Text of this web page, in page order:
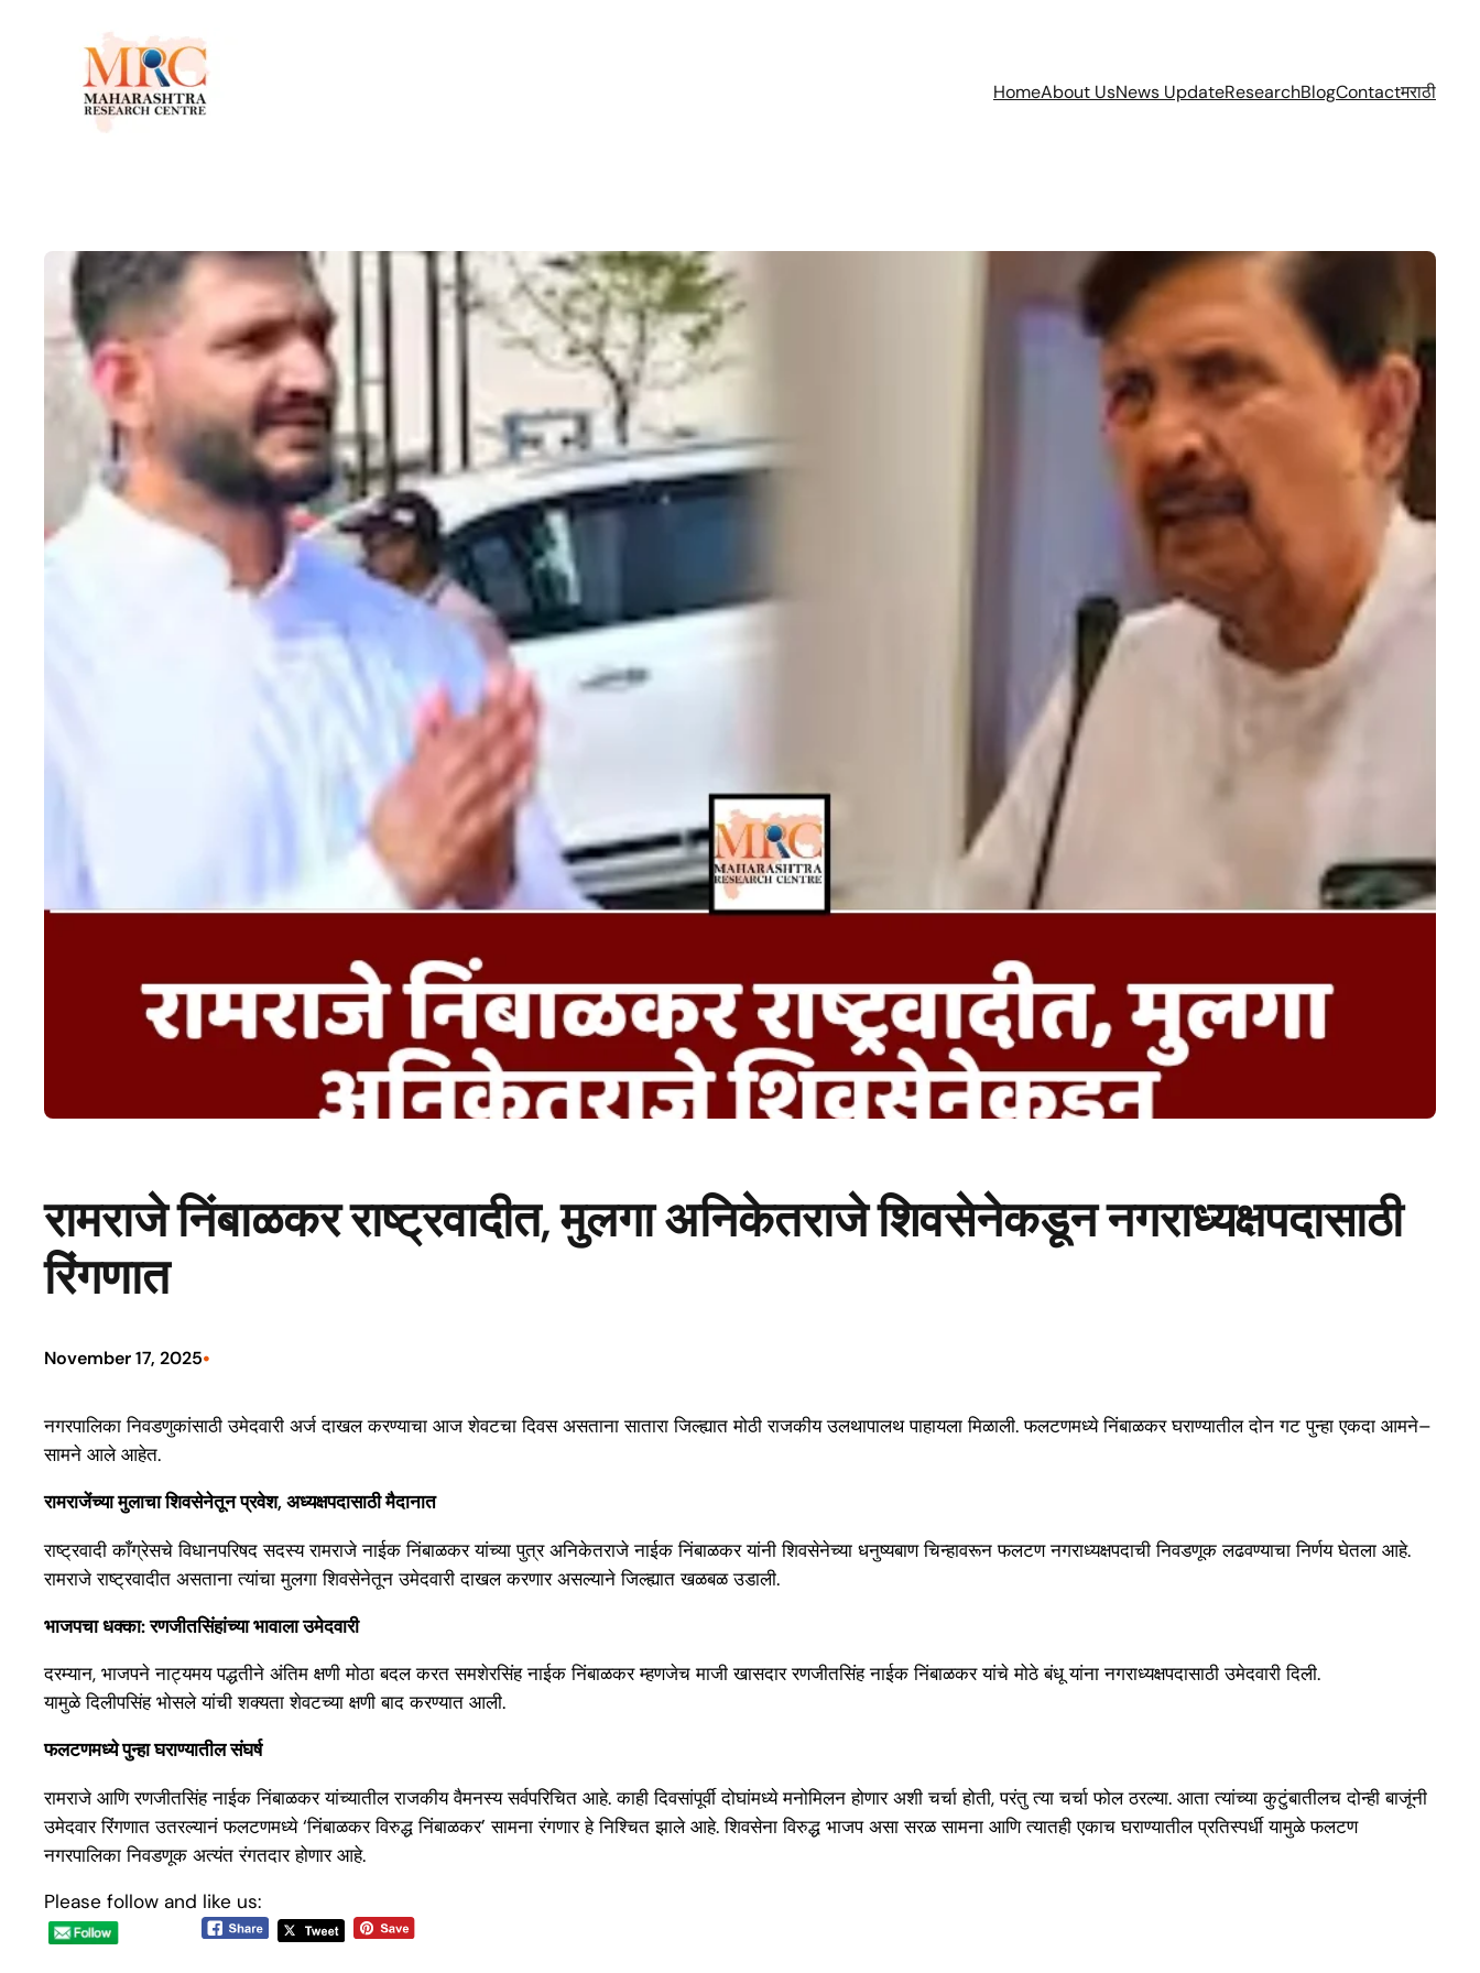
HomeAbout UsNews UpdateResearchBlogContactमराठी
रामराजे निंबाळकर राष्ट्रवादीत, मुलगा अनिकेतराजे शिवसेनेकडून नगराध्यक्षपदासाठी
रिंगणात
November 17, 2025•
नगरपालिका निवडणुकांसाठी उमेदवारी अर्ज दाखल करण्याचा आज शेवटचा दिवस असताना सातारा जिल्ह्यात मोठी राजकीय उलथापालथ पाहायला मिळाली. फलटणमध्ये निंबाळकर घराण्यातील दोन गट पुन्हा एकदा आमने–
सामने आले आहेत.
रामराजेंच्या मुलाचा शिवसेनेतून प्रवेश, अध्यक्षपदासाठी मैदानात
राष्ट्रवादी काँग्रेसचे विधानपरिषद सदस्य रामराजे नाईक निंबाळकर यांच्या पुत्र अनिकेतराजे नाईक निंबाळकर यांनी शिवसेनेच्या धनुष्यबाण चिन्हावरून फलटण नगराध्यक्षपदाची निवडणूक लढवण्याचा निर्णय घेतला आहे.
रामराजे राष्ट्रवादीत असताना त्यांचा मुलगा शिवसेनेतून उमेदवारी दाखल करणार असल्याने जिल्ह्यात खळबळ उडाली.
भाजपचा धक्का: रणजीतसिंहांच्या भावाला उमेदवारी
दरम्यान, भाजपने नाट्यमय पद्धतीने अंतिम क्षणी मोठा बदल करत समशेरसिंह नाईक निंबाळकर म्हणजेच माजी खासदार रणजीतसिंह नाईक निंबाळकर यांचे मोठे बंधू यांना नगराध्यक्षपदासाठी उमेदवारी दिली.
यामुळे दिलीपसिंह भोसले यांची शक्यता शेवटच्या क्षणी बाद करण्यात आली.
फलटणमध्ये पुन्हा घराण्यातील संघर्ष
रामराजे आणि रणजीतसिंह नाईक निंबाळकर यांच्यातील राजकीय वैमनस्य सर्वपरिचित आहे. काही दिवसांपूर्वी दोघांमध्ये मनोमिलन होणार अशी चर्चा होती, परंतु त्या चर्चा फोल ठरल्या. आता त्यांच्या कुटुंबातीलच दोन्ही बाजूंनी
उमेदवार रिंगणात उतरल्यानं फलटणमध्ये ‘निंबाळकर विरुद्ध निंबाळकर’ सामना रंगणार हे निश्चित झाले आहे. शिवसेना विरुद्ध भाजप असा सरळ सामना आणि त्यातही एकाच घराण्यातील प्रतिस्पर्धी यामुळे फलटण
नगरपालिका निवडणूक अत्यंत रंगतदार होणार आहे.
Please follow and like us: